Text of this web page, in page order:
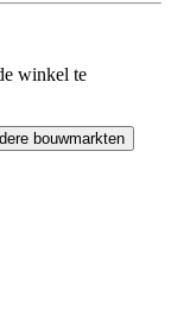
winkel te
bouwmarkten